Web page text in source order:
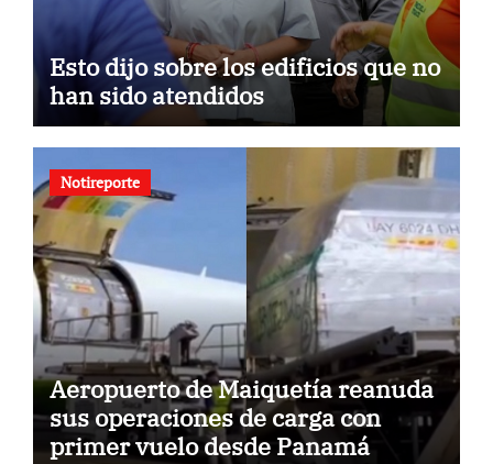
Esto dijo sobre los edificios que no
han sido atendidos
Notireporte
Aeropuerto de Maiquetía reanuda
sus operaciones de carga con
primer vuelo desde Panamá